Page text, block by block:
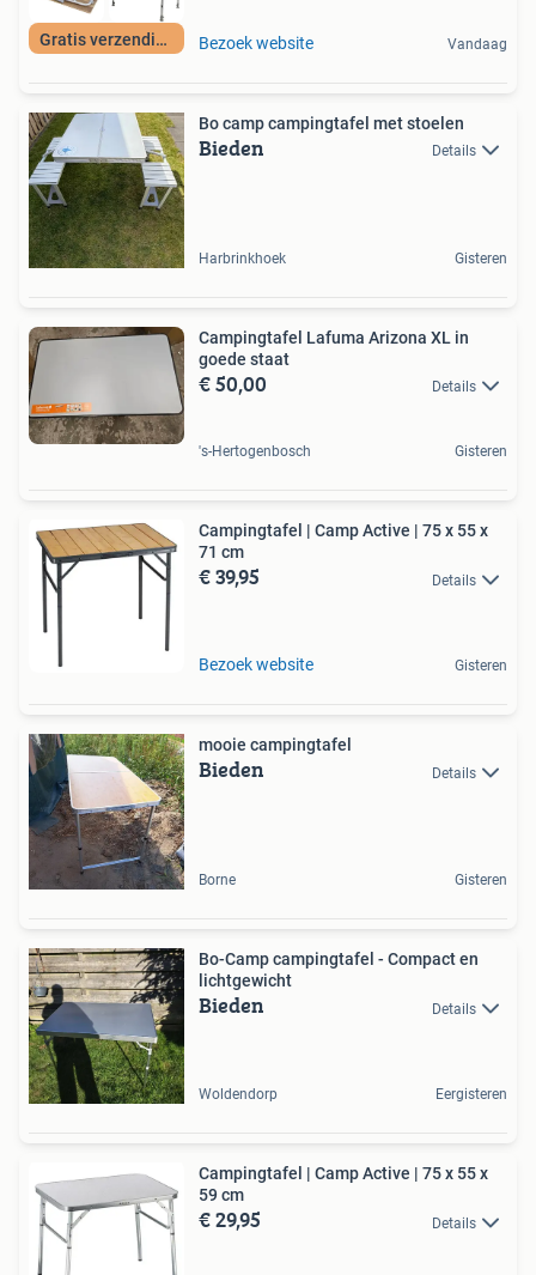
Gratis verzending Bezoek website Vandaag
Bo camp campingtafel met stoelen
Bieden Details
Harbrinkhoek Gisteren
Campingtafel Lafuma Arizona XL in
goede staat
€ 50,00 Details
's-Hertogenbosch Gisteren
Campingtafel | Camp Active | 75 x 55 x
71 cm
€ 39,95 Details
Bezoek website Gisteren
mooie campingtafel
Bieden Details
Borne Gisteren
Bo-Camp campingtafel - Compact en
lichtgewicht
Bieden Details
Woldendorp Eergisteren
Campingtafel | Camp Active | 75 x 55 x
59 cm
€ 29,95 Details